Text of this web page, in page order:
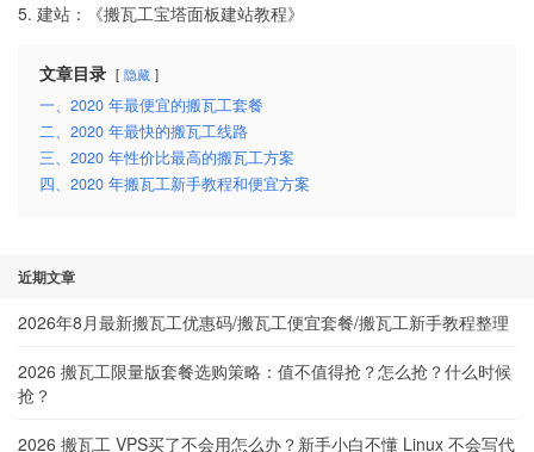
5. 建站：《搬瓦工宝塔面板建站教程》
文章目录 隐藏
一、2020 年最便宜的搬瓦工套餐
二、2020 年最快的搬瓦工线路
三、2020 年性价比最高的搬瓦工方案
四、2020 年搬瓦工新手教程和便宜方案
近期文章
2026年8月最新搬瓦工优惠码/搬瓦工便宜套餐/搬瓦工新手教程整理
2026 搬瓦工限量版套餐选购策略：值不值得抢？怎么抢？什么时候
抢？
2026 搬瓦工 VPS买了不会用怎么办？新手小白不懂 Linux 不会写代